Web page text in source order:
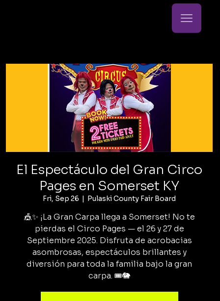
El Espectáculo del Gran Circo
Pages en Somerset KY
Fri, Sep 26
  |
Pulaski County Fair Board
🎪✨ ¡La Gran Carpa llega a Somerset! No te
pierdas el Circo Pages — el 26 y 27 de
Septiembre 2025. Disfruta de acrobacias
asombrosas, espectáculos brillantes y
diversión para toda la familia bajo la gran
carpa. 🎟️🐘